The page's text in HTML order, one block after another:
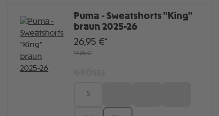
Puma - Sweatshorts "King"
braun 2025-26
26,95 €*
44,95 €*
S